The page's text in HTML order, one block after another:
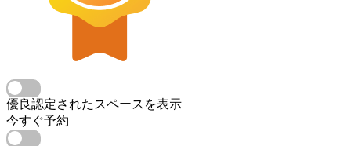
優良認定されたスペースを表示
今すぐ予約